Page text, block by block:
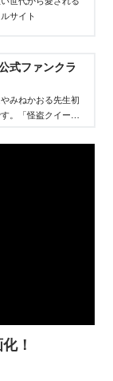
サイト
式ファンクラ
みねかおる先生初
。「怪盗クイー
読者を魅了してき
！